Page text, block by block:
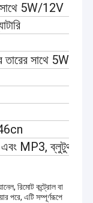
সাথে 5W/12V
তারের সাথে
MP3, ব্লুটুথ, বিল্ট
রিমোট কন্ট্রোল বা
পরে, এটি সম্পূর্ণরূপে